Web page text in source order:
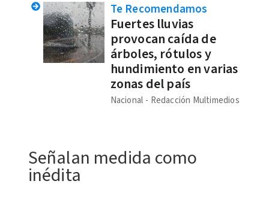
Te Recomendamos
Fuertes lluvias
provocan caída de
árboles, rótulos y
hundimiento en varias
zonas del país
Nacional Redacción Multimedios
Señalan medida como
inédita